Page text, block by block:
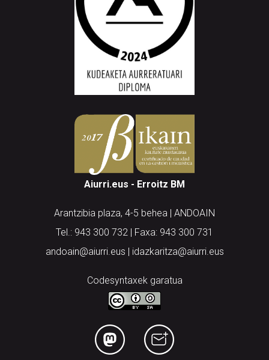
Aiurri.eus - Erroitz BM
Arantzibia plaza, 4-5 behea | ANDOAIN
Tel.: 943 300 732 | Faxa: 943 300 731
andoain@aiurri.eus | idazkaritza@aiurri.eus
Codesyntaxek garatua